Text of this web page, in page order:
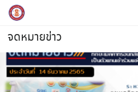
Skip
content
จดหมายข่าว